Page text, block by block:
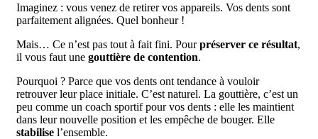
Imaginez : vous venez de retirer vos appareils. Vos dents sont
parfaitement alignées. Quel bonheur !
Mais… Ce n’est pas tout à fait fini. Pourpréserver ce résultat,
il vous faut une gouttière de contention.
Pourquoi ? Parce que vos dents ont tendance à vouloir
retrouver leur place initiale. C’est naturel. La gouttière, c’est un
peu comme un coach sportif pour vos dents : elle les maintient
dans leur nouvelle position et les empêche de bouger. Elle
stabilise l’ensemble.